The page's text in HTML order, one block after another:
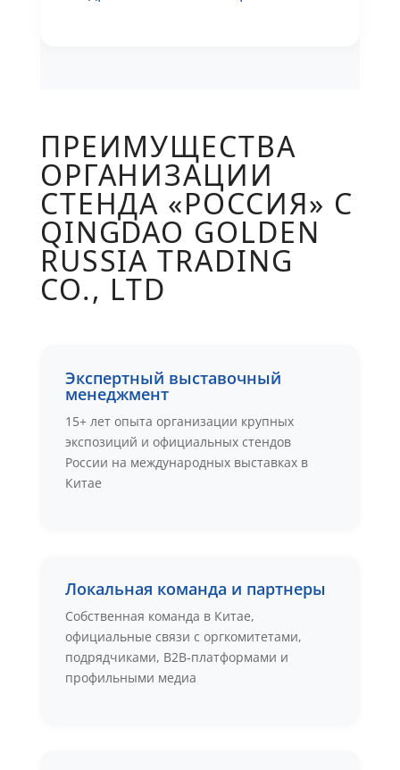
ПРЕИМУЩЕСТВА
ОРГАНИЗАЦИИ
СТЕНДА «РОССИЯ» С
QINGDAO GOLDEN
RUSSIA TRADING
CO., LTD
Экспертный выставочный
менеджмент
15+ лет опыта организации крупных
экспозиций и официальных стендов
России на международных выставках в
Китае
Локальная команда и партнеры
Собственная команда в Китае,
официальные связи с оргкомитетами,
подрядчиками, B2B‑платформами и
профильными медиа